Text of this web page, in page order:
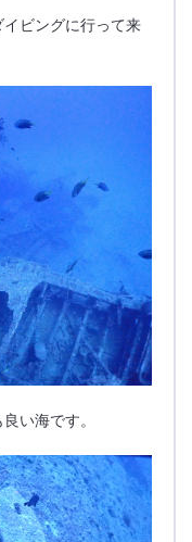
ビングに行って来
い海です。